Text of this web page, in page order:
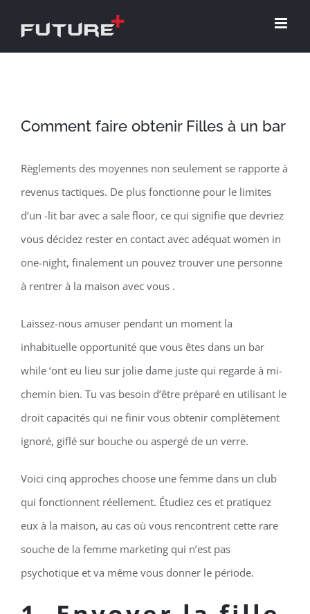
Comment faire obtenir Filles à un bar
Règlements des moyennes non seulement se rapporte à
revenus tactiques. De plus fonctionne pour le limites
d’un -lit bar avec a sale floor, ce qui signifie que devriez
vous décidez rester en contact avec adéquat women in
one-night, finalement un pouvez trouver une personne
à rentrer à la maison avec vous .
Laissez-nous amuser pendant un moment la
inhabituelle opportunité que vous êtes dans un bar
while ‘ont eu lieu sur jolie dame juste qui regarde à mi-
chemin bien. Tu vas besoin d’être préparé en utilisant le
droit capacités qui ne finir vous obtenir complètement
ignoré, giflé sur bouche ou aspergé de un verre.
Voici cinq approches choose une femme dans un club
qui fonctionnent réellement. Étudiez ces et pratiquez
eux à la maison, au cas où vous rencontrent cette rare
souche de la femme marketing qui n’est pas
psychotique et va même vous donner le période.